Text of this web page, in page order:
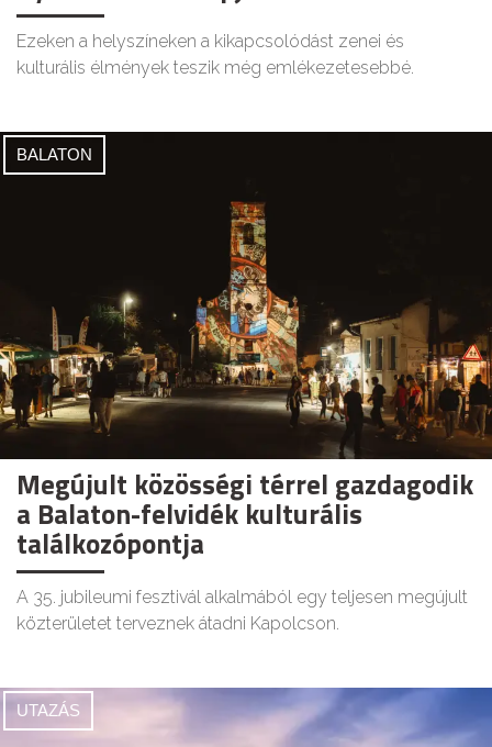
Ezeken a helyszíneken a kikapcsolódást zenei és
kulturális élmények teszik még emlékezetesebbé.
BALATON
Megújult közösségi térrel gazdagodik
a Balaton-felvidék kulturális
találkozópontja
A 35. jubileumi fesztivál alkalmából egy teljesen megújult
közterületet terveznek átadni Kapolcson.
UTAZÁS